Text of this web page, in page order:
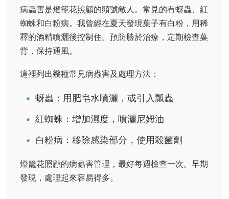
病蟲害是燈籠花照顧的頭號敵人。常見的有蚜蟲、紅
蜘蛛和白粉病。我曾經在夏天發現葉子有白粉，用稀
釋的酒精噴灑後控制住。預防勝於治療，定期檢查葉
背，保持通風。
這裡列出幾種常見病蟲害及處理方法：
蚜蟲：用肥皂水噴灑，或引入瓢蟲
紅蜘蛛：增加濕度，噴灑尼姆油
白粉病：移除感染部分，使用殺菌劑
燈籠花照顧的病蟲害管理，最好每週檢查一次。早期
發現，處理起來容易得多。